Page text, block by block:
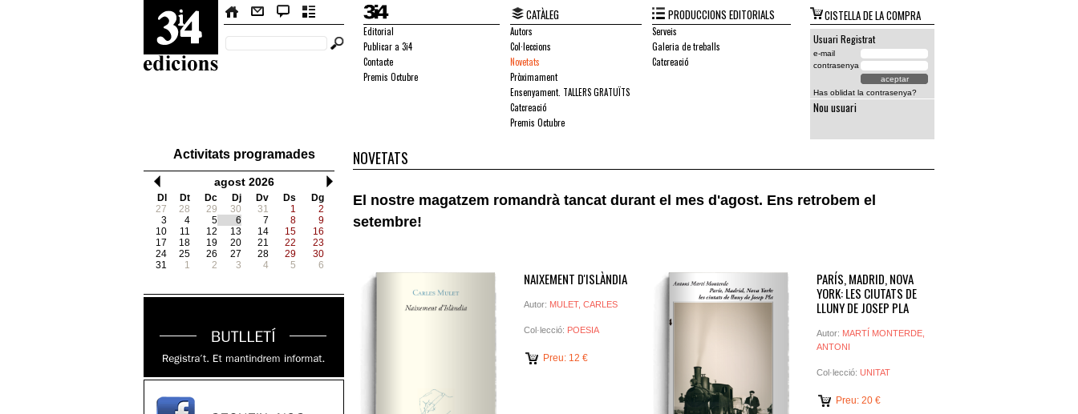
Editorial
Publicar a 3i4
Contacte
Premis Octubre
CATÀLEG
Autors
Col·leccions
Novetats
Pròximament
Ensenyament. TALLERS GRATUÏTS
Catcreació
Premis Octubre
PRODUCCIONS EDITORIALS
Serveis
Galeria de treballs
Catcreació
CISTELLA DE LA COMPRA
Usuari Registrat
e-mail
contrasenya
Has oblidat la contrasenya?
Nou usuari
Activitats programades
agost 2026
Dl Dt Dc Dj Dv Ds
Dg
27
28 29 30 31 1
2
3
4 5 6 7 8
9
10
11 12 13 14 15
16
17
18 19 20 21 22
23
24
25 26 27 28 29
30
31
1 2 3 4 5 6
NOVETATS
El nostre magatzem romandrà tancat durant el mes d'agost. Ens retrobem el
setembre!
NAIXEMENT D'ISLÀNDIA
Autor: MULET, CARLES
Col·lecció: POESIA
Preu: 12 €
PARÍS, MADRID, NOVA
YORK: LES CIUTATS DE
LLUNY DE JOSEP PLA
Autor: MARTÍ MONTERDE,
ANTONI
Col·lecció: UNITAT
Preu: 20 €